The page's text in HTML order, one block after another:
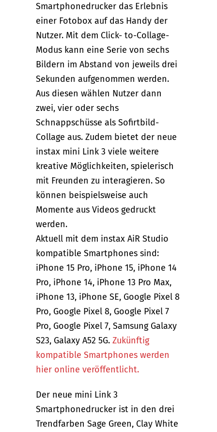
Smartphonedrucker das Erlebnis
einer Fotobox auf das Handy der
Nutzer. Mit dem Click- to-Collage-
Modus kann eine Serie von sechs
Bildern im Abstand von jeweils drei
Sekunden aufgenommen werden.
Aus diesen wählen Nutzer dann
zwei, vier oder sechs
Schnappschüsse als Sofirtbild-
Collage aus. Zudem bietet der neue
instax mini Link 3 viele weitere
kreative Möglichkeiten, spielerisch
mit Freunden zu interagieren. So
können beispielsweise auch
Momente aus Videos gedruckt
werden.
Aktuell mit dem instax AiR Studio
kompatible Smartphones sind:
iPhone 15 Pro, iPhone 15, iPhone 14
Pro, iPhone 14, iPhone 13 Pro Max,
iPhone 13, iPhone SE, Google Pixel 8
Pro, Google Pixel 8, Google Pixel 7
Pro, Google Pixel 7, Samsung Galaxy
S23, Galaxy A52 5G. Zukünftig
kompatible Smartphones werden
hier online veröffentlicht.
Der neue mini Link 3
Smartphonedrucker ist in den drei
Trendfarben Sage Green, Clay White